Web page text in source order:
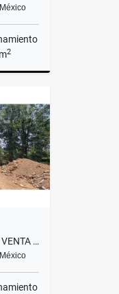
2
ESPECTACULAR TERRENO EN VENTA A DESARROLLAR